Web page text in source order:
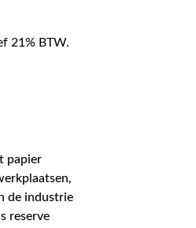
21% BTW.
papier
de industrie
reserve